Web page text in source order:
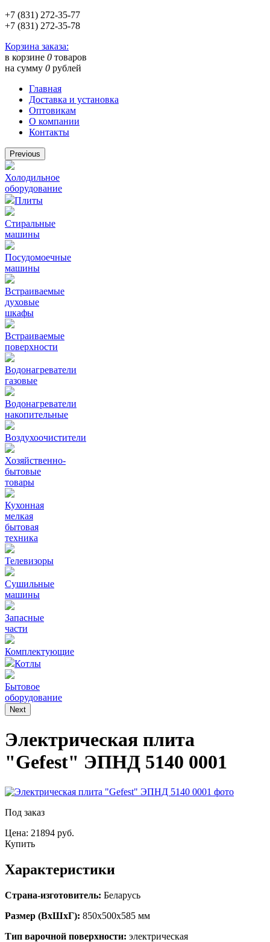
+7 (831) 272-35-77
+7 (831) 272-35-78
Корзина заказа:
в корзине 0 товаров
на сумму 0 рублей
Главная
Доставка и установка
Оптовикам
О компании
Контакты
Previous
Холодильное
оборудование
Плиты
Стиральные
машины
Посудомоечные
машины
Встраиваемые
духовые
шкафы
Встраиваемые
поверхности
Водонагреватели
газовые
Водонагреватели
накопительные
Воздухоочистители
Хозяйственно-
бытовые
товары
Кухонная
мелкая
бытовая
техника
Телевизоры
Сушильные
машины
Запасные
части
Комплектующие
Котлы
Бытовое
оборудование
Next
Электрическая плита
"Gefest" ЭПНД 5140 0001
Под заказ
Цена: 21894 руб.
Купить
Характеристики
Страна-изготовитель: Беларусь
Размер (ВхШхГ): 850х500х585 мм
Тип варочной поверхности: электрическая